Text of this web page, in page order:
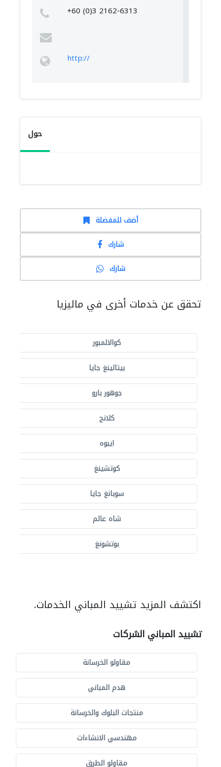
+60 (0)3 2162-6313
http://
حول
أضف للمفضلة
شارك
شارك
تحقق عن خدمات أخرى في ماليزيا
كوالالمبور
بيتالينغ جايا
جوهور بارو
كلانج
ايبوه
كوتشينغ
سوبانغ جايا
شاه عالم
بوتشونغ
اكتشف المزيد تشييد المباني الخدمات.
تشييد المباني الشركات
مقاولو الخرسانة
هدم المباني
منتجات البلوك والخرسانة
مهندسي الانشاءات
مقاولو الطرق